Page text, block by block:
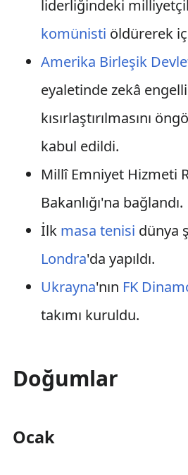
liderliğindeki
komünisti öldürerek
Amerika Birleşik
eyaletinde zekâ
kısırlaştırılmasını
kabul edildi.
Millî Emniyet Hizmeti
Bakanlığı'na bağlandı.
İlk masa tenisi dünya
Londra'da yapıldı.
Ukrayna'nın FK
takımı kuruldu.
Doğumlar
Ocak